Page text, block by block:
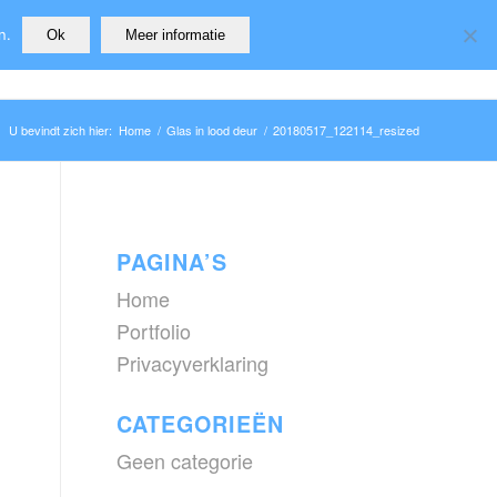
Home Home Privacyverklaring
U bevindt zich hier: Home / Glas in lood deur / 20180517_122114_resized
PAGINA’S
Home
Portfolio
Privacyverklaring
CATEGORIEËN
Geen categorie
Ok Meer informatie